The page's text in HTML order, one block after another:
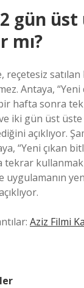
gün
mı?
reçetesiz
Antaya, “Yeni
hafta sonra
iki gün üst üste
açıklıyor.
“Yeni çıkan
tekrar
uygulamanın
Aziz Filmi